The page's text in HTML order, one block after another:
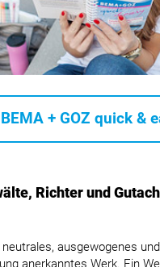
BEMA + GOZ quick &
Richter und
ausgewogenes
anerkanntes Werk. Ein